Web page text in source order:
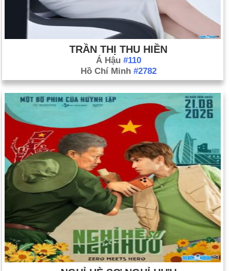
TRẦN THỊ THU HIỀN
Á Hậu #110
Hồ Chí Minh #2782